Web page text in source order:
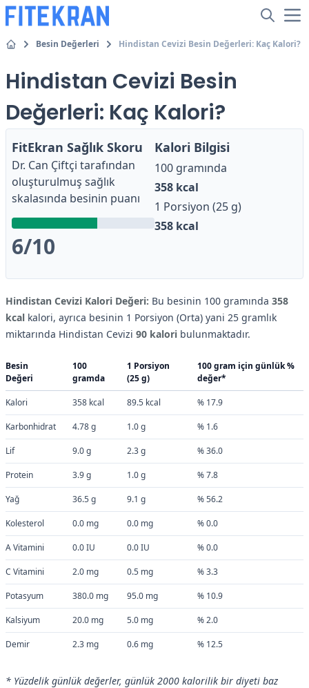
Besin Değerleri Hindistan Cevizi Besin Değerleri: Kaç Kalori?
Hindistan Cevizi Besin
Değerleri: Kaç Kalori?
FitEkran Sağlık Skoru
Dr. Can Çiftçi tarafından
oluşturulmuş sağlık
skalasında besinin puanı
6/10
Kalori Bilgisi
100 gramında
358 kcal
1 Porsiyon (25 g)
358 kcal
Hindistan Cevizi Kalori Değeri: Bu besinin 100 gramında 358
kcal kalori, ayrıca besinin 1 Porsiyon (Orta) yani 25 gramlık
miktarında Hindistan Cevizi 90 kalori bulunmaktadır.
Besin
Değeri
100
gramda
1 Porsiyon
(25 g)
100 gram için günlük %
değer*
Kalori 358 kcal 89.5 kcal % 17.9
Karbonhidrat 4.78 g 1.0 g % 1.6
Lif 9.0 g 2.3 g % 36.0
Protein 3.9 g 1.0 g % 7.8
Yağ 36.5 g 9.1 g % 56.2
Kolesterol 0.0 mg 0.0 mg % 0.0
A Vitamini 0.0 IU 0.0 IU % 0.0
C Vitamini 2.0 mg 0.5 mg % 3.3
Potasyum 380.0 mg 95.0 mg % 10.9
Kalsiyum 20.0 mg 5.0 mg % 2.0
Demir 2.3 mg 0.6 mg % 12.5
* Yüzdelik günlük değerler, günlük 2000 kalorilik bir diyeti baz